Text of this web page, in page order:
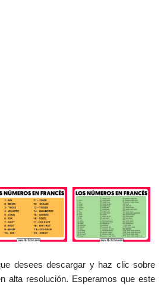
desees descargar y haz clic sobre
alta resolución. Esperamos que este